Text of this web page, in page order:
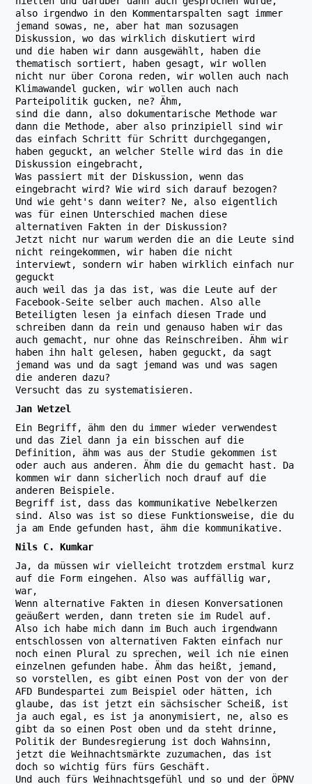
also irgendwo in den Kommentarspalten sagt immer
jemand sowas, ne, aber hat man sozusagen
Diskussion, wo das wirklich diskutiert wird
und die haben wir dann ausgewählt, haben die
thematisch sortiert, haben gesagt, wir wollen
nicht nur über Corona reden, wir wollen auch nach
Klimawandel gucken, wir wollen auch nach
Parteipolitik gucken, ne? Ähm,
sind die dann, also dokumentarische Methode war
dann die Methode, aber also prinzipiell sind wir
das einfach Schritt für Schritt durchgegangen,
haben geguckt, an welcher Stelle wird das in die
Diskussion eingebracht,
Was passiert mit der Diskussion, wenn das
eingebracht wird? Wie wird sich darauf bezogen?
Und wie geht's dann weiter? Ne, also eigentlich
was für einen Unterschied machen diese
alternativen Fakten in der Diskussion?
Jetzt nicht nur warum werden die an die Leute sind
nicht reingekommen, wir haben die nicht
interviewt, sondern wir haben wirklich einfach nur
geguckt
auch weil das ja das ist, was die Leute auf der
Facebook-Seite selber auch machen. Also alle
Beteiligten lesen ja einfach diesen Trade und
schreiben dann da rein und genauso haben wir das
auch gemacht, nur ohne das Reinschreiben. Ähm wir
haben ihn halt gelesen, haben geguckt, da sagt
jemand was und da sagt jemand was und was sagen
die anderen dazu?
Versucht das zu systematisieren.
Jan Wetzel
Ein Begriff, ähm den du immer wieder verwendest
und das Ziel dann ja ein bisschen auf die
Definition, ähm was aus der Studie gekommen ist
oder auch aus anderen. Ähm die du gemacht hast. Da
kommen wir dann sicherlich noch drauf auf die
anderen Beispiele.
Begriff ist, dass das kommunikative Nebelkerzen
sind. Also was ist so diese Funktionsweise, die du
ja am Ende gefunden hast, ähm die kommunikative.
Nils C. Kumkar
Ja, da müssen wir vielleicht trotzdem erstmal kurz
auf die Form eingehen. Also was auffällig war,
war,
Wenn alternative Fakten in diesen Konversationen
geäußert werden, dann treten sie im Rudel auf.
Also ich habe mich dann im Buch auch irgendwann
entschlossen von alternativen Fakten einfach nur
noch einen Plural zu sprechen, weil ich nie einen
einzelnen gefunden habe. Ähm das heißt, jemand,
so vorstellen, es gibt einen Post von der von der
AFD Bundespartei zum Beispiel oder hätten, ich
glaube, das ist jetzt ein sächsischer Scheiß, ist
ja auch egal, es ist ja anonymisiert, ne, also es
gibt da so einen Post oben und da steht drinne,
Politik der Bundesregierung ist doch Wahnsinn,
jetzt die Weihnachtsmärkte zuzumachen, das ist
doch so wichtig fürs fürs Geschäft.
Und auch fürs Weihnachtsgefühl und so und der ÖPNV